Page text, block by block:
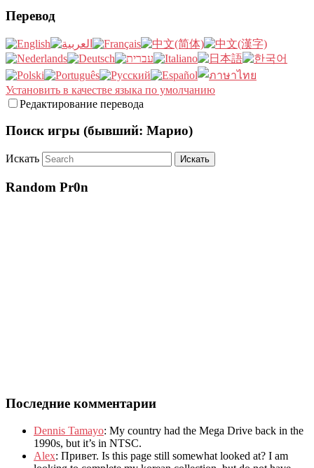
Перевод
Установить в качестве языка по умолчанию
Редактирование перевода
Поиск игры (бывший: Марио)
Искать
Random Pr0n
Последние комментарии
Dennis Tamayo: My country had the Mega Drive back in the
1990s, but it’s in NTSC.
Alex: Привет. Is this page still somewhat looked at? I am